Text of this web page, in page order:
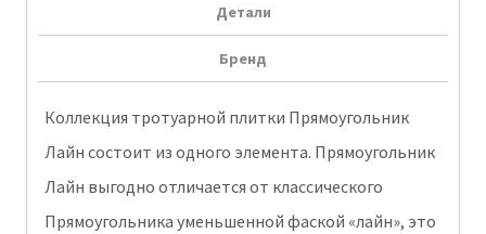
Моноколор
Детали
Бренд
Коллекция тротуарной плитки Прямоугольник
Лайн состоит из одного элемента. Прямоугольник
Лайн выгодно отличается от классического
Прямоугольника уменьшенной фаской «лайн», это